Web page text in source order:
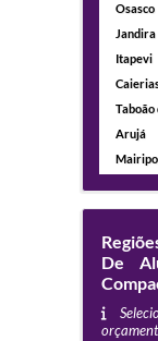
Osasco
Jandira
Itapevi
Taboão
Arujá
De